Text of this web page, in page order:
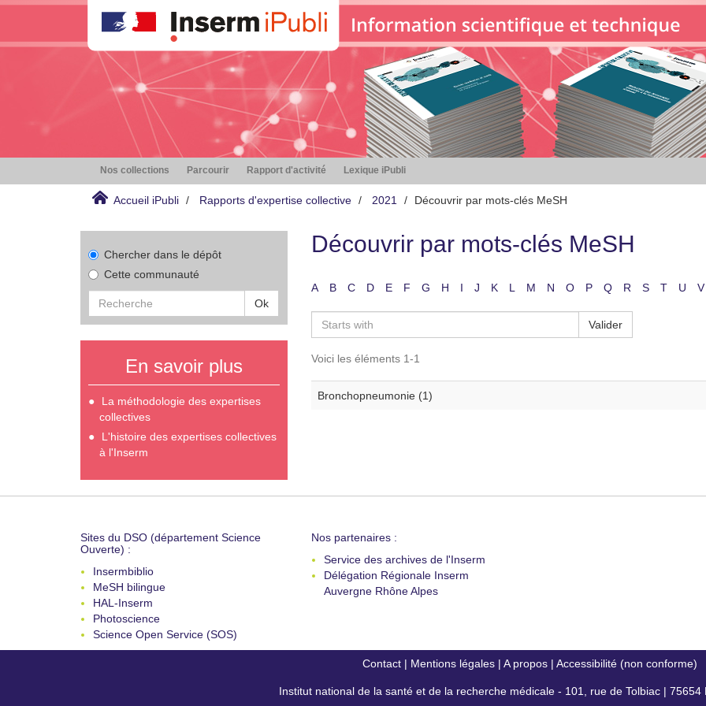
Nos collections Parcourir Rapport d'activité Lexique iPubli
Accueil iPubli Rapports d'expertise collective 2021 Découvrir par mots-clés MeSH
Chercher dans le dépôt
Cette communauté
Ok
En savoir plus
La méthodologie des expertises
collectives
L'histoire des expertises collectives
à l'Inserm
Découvrir par mots-clés MeSH
A B C D E F G H I J K L M N O P Q R S T U V
Valider
Voici les éléments 1-1
Bronchopneumonie (1)
Sites du DSO (département Science
Ouverte) :
Insermbiblio
MeSH bilingue
HAL-Inserm
Photoscience
Science Open Service (SOS)
Nos partenaires :
Service des archives de l'Inserm
Délégation Régionale Inserm
Auvergne Rhône Alpes
Contact| Mentions légales| A propos| Accessibilité (non conforme)
Institut national de la santé et de la recherche médicale - 101, rue de Tolbiac | 75654